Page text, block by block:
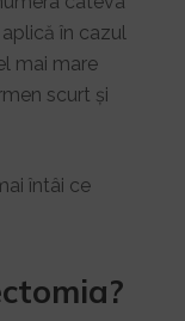
în cazul
mai mare
scurt și
întâi ce